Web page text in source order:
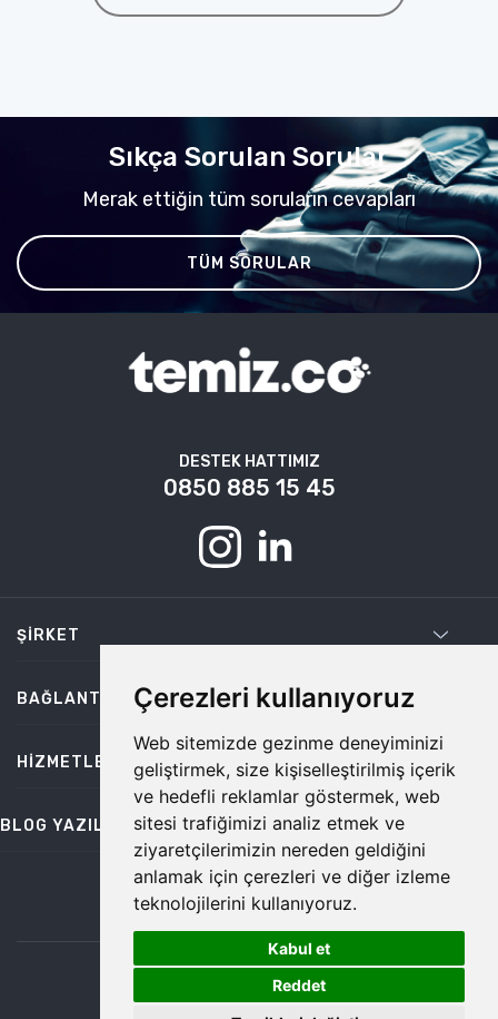
Çerezleri kullanıyoruz
Web sitemizde gezinme deneyiminizi
geliştirmek, size kişiselleştirilmiş içerik
ve hedefli reklamlar göstermek, web
sitesi trafiğimizi analiz etmek ve
ziyaretçilerimizin nereden geldiğini
anlamak için çerezleri ve diğer izleme
teknolojilerini kullanıyoruz.
Kabul et
Reddet
Sıkça Sorulan Sorular
Merak ettiğin tüm soruların cevapları
TÜM SORULAR
DESTEK HATTIMIZ
0850 885 15 45
ŞIRKET
BAĞLANTILAR
HIZMETLER
BLOG YAZILARI
bilgi@temiz.co
©2026 Temiz, Her Hakkı Saklıdır.